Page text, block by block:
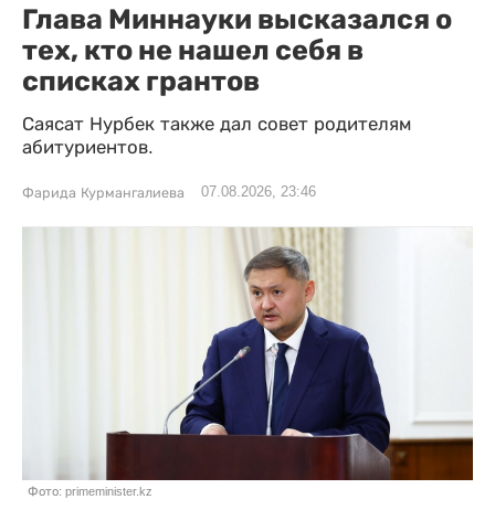
Глава Миннауки высказался о
тех, кто не нашел себя в
списках грантов
Саясат Нурбек также дал совет родителям
абитуриентов.
Фарида Курмангалиева 07.08.2026, 23:46
Фото: primeminister.kz